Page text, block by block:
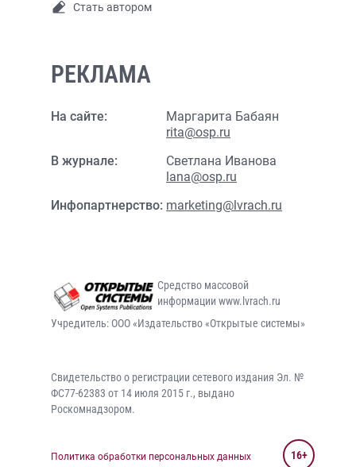
Стать автором
РЕКЛАМА
На сайте:
Маргарита Бабаян
rita@osp.ru
В журнале:
Светлана Иванова
lana@osp.ru
Инфопартнерство: marketing@lvrach.ru
Средство массовой
информации www.lvrach.ru
Учредитель: ООО «Издательство «Открытые системы»
Свидетельство о регистрации сетевого издания Эл. №
ФС77-62383 от 14 июля 2015 г., выдано
Роскомнадзором.
Политика обработки персональных данных 16+